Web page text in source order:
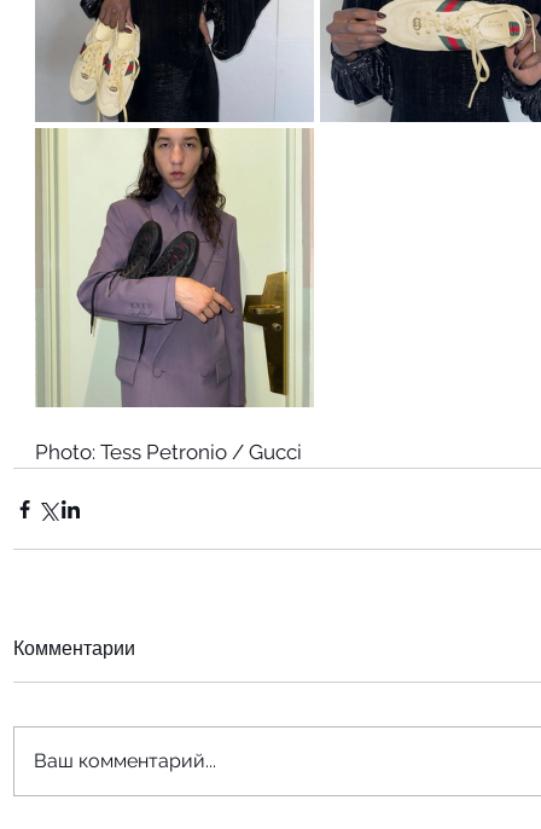
Photo: Tess Petronio / Gucci
Комментарии
Ваш комментарий...